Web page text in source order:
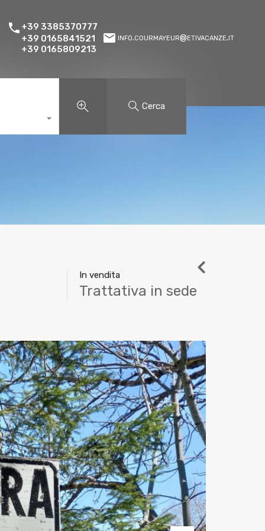
+39 3385370777
+39 0165841521
+39 0165809213
info.courmayeur@etivacanze.it
Cerca
In vendita
Trattativa in sede